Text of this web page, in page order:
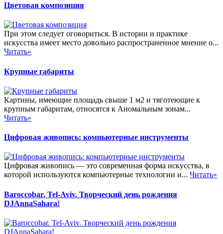
Цветовая композиция
При этом следует оговориться. В истории и практике
искусства имеет место довольно распространенное мнение о...
Читать»
Крупные габариты
Картины, имеющие площадь свыше 1 м2 и тяготеющие к
крупным габаритам, относятся к Аномальным зонам...
Читать»
Цифровая живопись: компьютерные инструменты
Цифровая живопись — это современная форма искусства, в
которой используются компьютерные технологии и... Читать»
Baroccobar. Tel-Aviv. Творческий день рождения
DJAnnaSahara!